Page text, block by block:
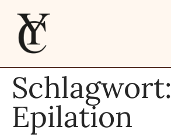
Schlagwort:
Epilation